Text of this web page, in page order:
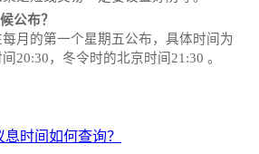
公布？
月的第一个星期五公布，具体时间为
20:30，冬令时的北京时间21:30‌‌ 。